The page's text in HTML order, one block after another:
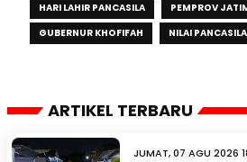
HARI LAHIR PANCASILA
PEMPROV
GUBERNUR KHOFIFAH
NILAI PANCASILA
ARTIKEL TERBARU
JUMAT, 07 AGU 2026